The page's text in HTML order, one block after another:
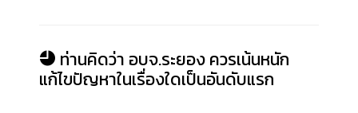
ท่านคิดว่า อบจ.ระยอง ควรเน้นหนัก
แก้ไขปัญหาในเรื่องใดเป็นอันดับแรก